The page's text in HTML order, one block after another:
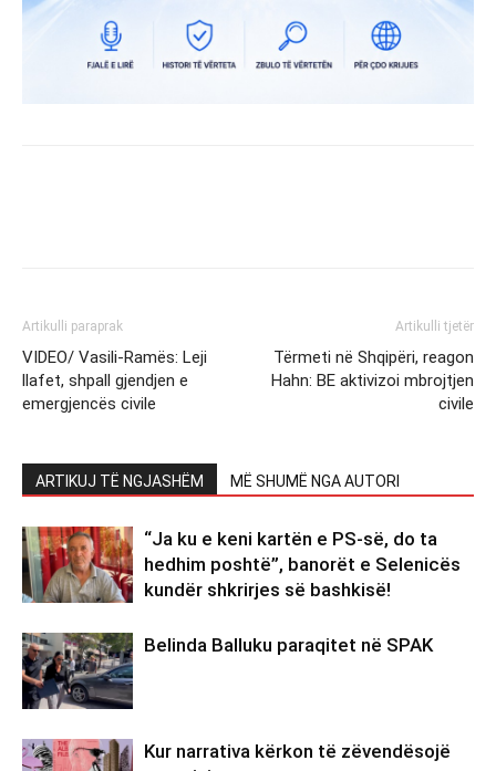
Artikulli paraprak
VIDEO/ Vasili-Ramës: Leji
llafet, shpall gjendjen e
emergjencës civile
Artikulli tjetër
Tërmeti në Shqipëri, reagon
Hahn: BE aktivizoi mbrojtjen
civile
ARTIKUJ TË NGJASHËM MË SHUMË NGA AUTORI
“Ja ku e keni kartën e PS-së, do ta
hedhim poshtë”, banorët e Selenicës
kundër shkrirjes së bashkisë!
Belinda Balluku paraqitet në SPAK
Kur narrativa kërkon të zëvendësojë